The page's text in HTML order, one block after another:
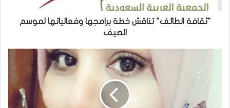
"ثقافة الطائف" تناقش خطة برامجها وفعالياتها لموسم
الصيف